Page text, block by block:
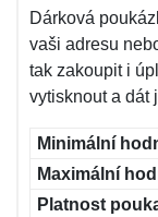
Dárková
vaši adresu
tak zakoupit i
vytisknout a dát
Minimální
Maximální
Platnost